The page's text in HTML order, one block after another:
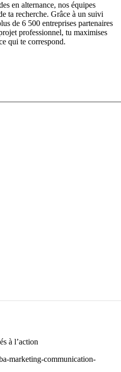
en alternance, nos équipes
ta recherche. Grâce à un suivi
de 6 500 entreprises partenaires
professionnel, tu maximises
qui te correspond.
à l’action